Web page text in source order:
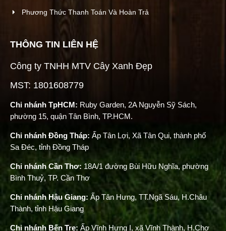
Phương Thức Thanh Toán Và Hoàn Trả
THÔNG TIN LIÊN HỆ
Công ty TNHH MTV Cây Xanh Đẹp
MST: 1801608779
Chi nhánh TpHCM: Ruby Garden, 2A Nguyễn Sỹ Sách,
phường 15, quận Tân Bình, TP.HCM.
Chi nhánh Đồng Tháp: Ấp Tân Lợi, Xã Tân Qui, thành phố
Sa Đéc, tỉnh Đồng Tháp
Chi nhánh Cần Thơ: 18A/1 đường Bùi Hữu Nghĩa, phường
Bình Thuỷ, TP. Cần Thơ
Chi nhánh Hậu Giang: Ấp Tân Hưng, TT.Ngã Sáu, H.Châu
Thành, tỉnh Hậu Giang
Chi nhánh Bến Tre: Ấp Vĩnh Hưng I, xã Vĩnh Thành, H.Chợ